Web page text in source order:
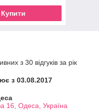
Купити
з 30 відгуків за рік
з 03.08.2017
16, Одеса, Україна